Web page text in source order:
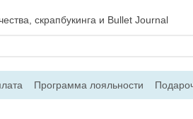
скрапбукинга и Bullet Journal
Программа лояльности
Обмен и возврат Блог Контакты О